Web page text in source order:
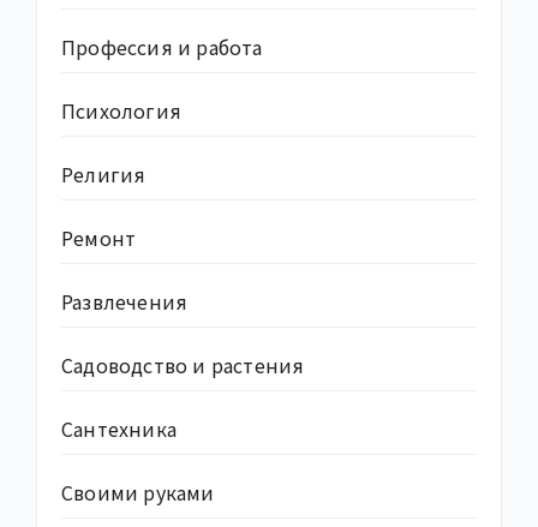
Профессия и работа
Психология
Религия
Ремонт
Развлечения
Садоводство и растения
Сантехника
Своими руками